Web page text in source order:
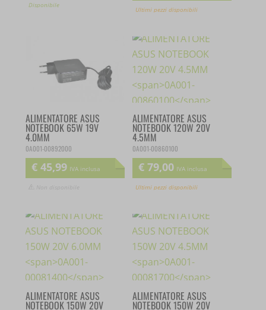
Disponibile
Ultimi pezzi disponibili
ALIMENTATORE ASUS
NOTEBOOK 65W 19V
4.0MM
0A001-00892000
€ 45,99 IVA inclusa
Non disponibile
ALIMENTATORE ASUS
NOTEBOOK 120W 20V
4.5MM
0A001-00860100
€ 79,00 IVA inclusa
Ultimi pezzi disponibili
ALIMENTATORE ASUS
NOTEBOOK 150W 20V
ALIMENTATORE ASUS
NOTEBOOK 150W 20V